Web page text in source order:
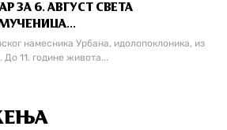
ЗА 6. АВГУСТ СВЕТА
намесника Урбана, идолопоклоника, из
До 11. године живота...